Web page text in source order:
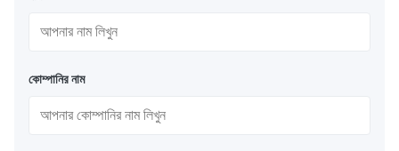
কোম্পানির নাম